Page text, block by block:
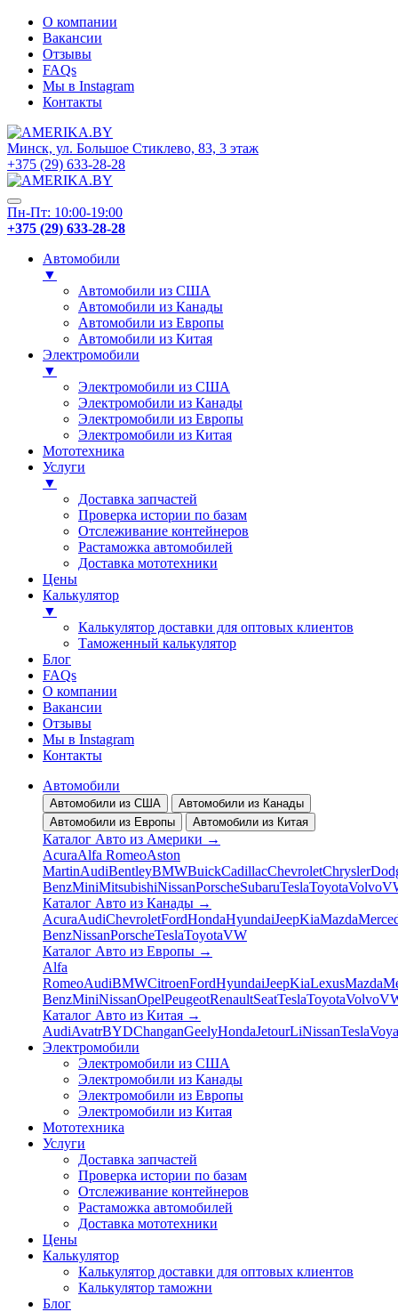
О компании
Вакансии
Отзывы
FAQs
Мы в Instagram
Контакты
Минск, ул. Большое Стиклево, 83, 3 этаж
+375 (29) 633-28-28
Пн-Пт: 10:00-19:00
+375 (29) 633-28-28
Автомобили
▼
Автомобили из США
Автомобили из Канады
Автомобили из Европы
Автомобили из Китая
Электромобили
▼
Электромобили из США
Электромобили из Канады
Электромобили из Европы
Электромобили из Китая
Мототехника
Услуги
▼
Доставка запчастей
Проверка истории по базам
Отслеживание контейнеров
Растаможка автомобилей
Доставка мототехники
Цены
Калькулятор
▼
Калькулятор доставки для оптовых клиентов
Таможенный калькулятор
Блог
FAQs
О компании
Вакансии
Отзывы
Мы в Instagram
Контакты
Автомобили
Автомобили из США
Автомобили из Канады
Автомобили из Европы
Автомобили из Китая
Каталог Авто из Америки →
AcuraAlfa RomeoAston
MartinAudiBentleyBMWBuickCadillacChevroletChrysler
BenzMiniMitsubishiNissanPorscheSubaruTeslaToyotaVolvo
Каталог Авто из Канады →
AcuraAudiChevroletFordHondaHyundaiJeepKiaMazda
BenzNissanPorscheTeslaToyotaVW
Каталог Авто из Европы →
Alfa
RomeoAudiBMWCitroenFordHyundaiJeepKiaLexusMazda
BenzMiniNissanOpelPeugeotRenaultSeatTeslaToyotaVolvo
Каталог Авто из Китая →
AudiAvatrBYDChanganGeelyHondaJetourLiNissanTesla
Электромобили
Электромобили из США
Электромобили из Канады
Электромобили из Европы
Электромобили из Китая
Мототехника
Услуги
Доставка запчастей
Проверка истории по базам
Отслеживание контейнеров
Растаможка автомобилей
Доставка мототехники
Цены
Калькулятор
Калькулятор доставки для оптовых клиентов
Калькулятор таможни
Блог